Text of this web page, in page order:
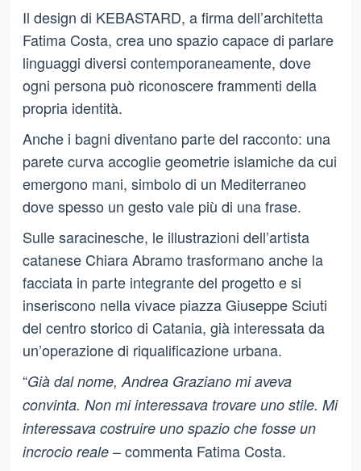
Il design di KEBASTARD, a firma dell’architetta
Fatima Costa, crea uno spazio capace di parlare
linguaggi diversi contemporaneamente, dove
ogni persona può riconoscere frammenti della
propria identità.
Anche i bagni diventano parte del racconto: una
parete curva accoglie geometrie islamiche da cui
emergono mani, simbolo di un Mediterraneo
dove spesso un gesto vale più di una frase.
Sulle saracinesche, le illustrazioni dell’artista
catanese Chiara Abramo trasformano anche la
facciata in parte integrante del progetto e si
inseriscono nella vivace piazza Giuseppe Sciuti
del centro storico di Catania, già interessata da
un’operazione di riqualificazione urbana.
“Già dal nome, Andrea Graziano mi aveva
convinta. Non mi interessava trovare uno stile. Mi
interessava costruire uno spazio che fosse un
incrocio reale – commenta Fatima Costa.